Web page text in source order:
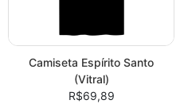
Camiseta Espírito Santo
(Vitral)
R$69,89